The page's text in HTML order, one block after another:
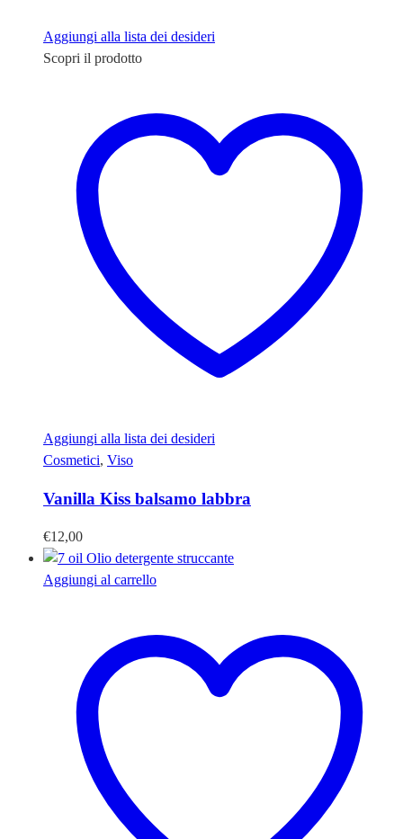
Aggiungi alla lista dei desideri
Scopri il prodotto
Aggiungi alla lista dei desideri
Cosmetici, Viso
Vanilla Kiss balsamo labbra
€12,00
Aggiungi al carrello